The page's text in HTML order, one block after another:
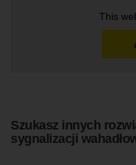
This
Szukasz innych
sygnalizacji